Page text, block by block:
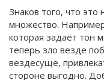
Знаков того, что
множество.
которая задаёт тон
теперь зло везде
вездесуще,
стороне выгодно.